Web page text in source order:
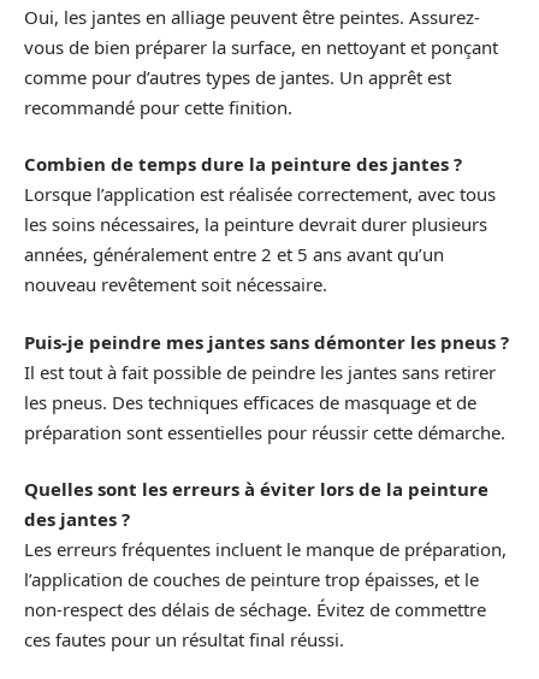
Oui, les jantes en alliage peuvent être peintes. Assurez-
vous de bien préparer la surface, en nettoyant et ponçant
comme pour d’autres types de jantes. Un apprêt est
recommandé pour cette finition.
Combien de temps dure la peinture des jantes ?
Lorsque l’application est réalisée correctement, avec tous
les soins nécessaires, la peinture devrait durer plusieurs
années, généralement entre 2 et 5 ans avant qu’un
nouveau revêtement soit nécessaire.
Puis-je peindre mes jantes sans démonter les pneus ?
Il est tout à fait possible de peindre les jantes sans retirer
les pneus. Des techniques efficaces de masquage et de
préparation sont essentielles pour réussir cette démarche.
Quelles sont les erreurs à éviter lors de la peinture
des jantes ?
Les erreurs fréquentes incluent le manque de préparation,
l’application de couches de peinture trop épaisses, et le
non-respect des délais de séchage. Évitez de commettre
ces fautes pour un résultat final réussi.